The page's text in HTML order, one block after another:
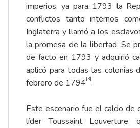
imperios; ya para 1793 la
conflictos tanto internos
Inglaterra y llamó a los
la promesa de la libertad. Se
de facto en 1793 y adquirió
aplicó para todas las colonias
febrero de 1794[3].
Este escenario fue el caldo de
líder Toussaint Louverture,